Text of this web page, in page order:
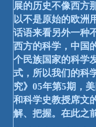
展的历史不像西方
以不是原始的欧洲
话语来看另外一种
西方的科学，中国
个民族国家的科学
式，所以我们的科
究》05年第5期，
和科学史教授席文
解、把握。在此之